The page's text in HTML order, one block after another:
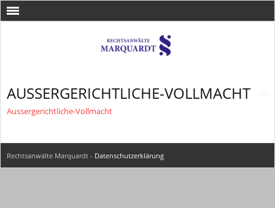
AUSSERGERICHTLICHE-VOLLMACHT
Aussergerichtliche-Vollmacht
Rechtsanwälte Marquardt - Datenschutzerklärung